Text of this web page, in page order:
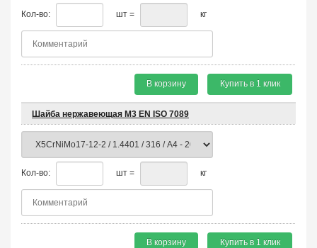
Кол-во: шт = кг
В корзину Купить в 1 клик
Шайба нержавеющая М3 EN ISO 7089
Кол-во: шт = кг
В корзину Купить в 1 клик